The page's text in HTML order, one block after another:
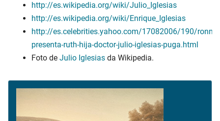
http://es.wikipedia.org/wiki/Julio_Iglesias
http://es.wikipedia.org/wiki/Enrique_Iglesias
http://es.celebrities.yahoo.com/17082006/190/ronna-
presenta-ruth-hija-doctor-julio-iglesias-puga.html
Foto de Julio Iglesias da Wikipedia.